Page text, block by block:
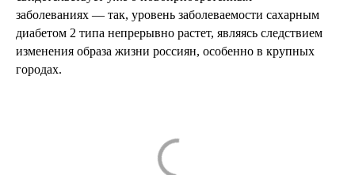
заболеваниях — так, уровень заболеваемости сахарным
диабетом 2 типа непрерывно растет, являясь следствием
изменения образа жизни россиян, особенно в крупных
городах.